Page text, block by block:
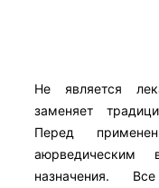
Не является
заменяет
Перед
аюрведическим
назначения.